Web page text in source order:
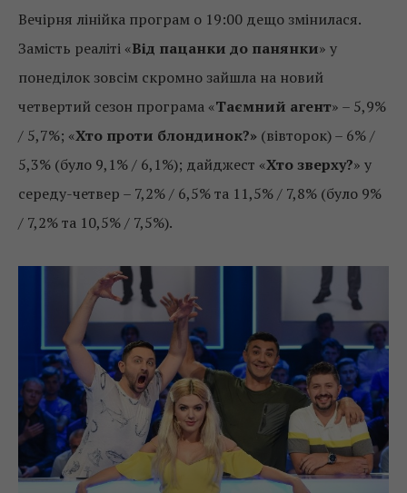
Вечірня лінійка програм о 19:00 дещо змінилася.
Замість реаліті «Від пацанки до панянки» у
понеділок зовсім скромно зайшла на новий
четвертий сезон програма «Таємний агент» – 5,9%
/ 5,7%; «Хто проти блондинок?» (вівторок) – 6% /
5,3% (було 9,1% / 6,1%); дайджест «Хто зверху?» у
середу-четвер – 7,2% / 6,5% та 11,5% / 7,8% (було 9%
/ 7,2% та 10,5% / 7,5%).